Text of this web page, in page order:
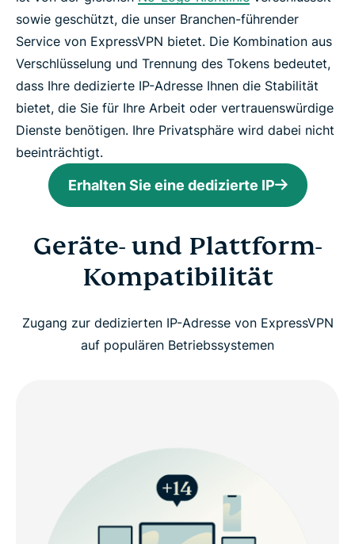
sowie geschützt, die unser Branchen-führender
Service von ExpressVPN bietet. Die Kombination aus
Verschlüsselung und Trennung des Tokens bedeutet,
dass Ihre dedizierte IP-Adresse Ihnen die Stabilität
bietet, die Sie für Ihre Arbeit oder vertrauenswürdige
Dienste benötigen. Ihre Privatsphäre wird dabei nicht
beeinträchtigt.
Erhalten Sie eine dedizierte IP
Geräte- und Plattform-
Kompatibilität
Zugang zur dedizierten IP-Adresse von ExpressVPN
auf populären Betriebssystemen